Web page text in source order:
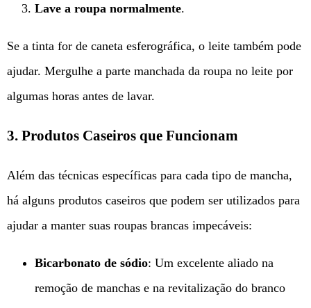
Lave a roupa normalmente.
Se a tinta for de caneta esferográfica, o leite também pode
ajudar. Mergulhe a parte manchada da roupa no leite por
algumas horas antes de lavar.
3. Produtos Caseiros que Funcionam
Além das técnicas específicas para cada tipo de mancha,
há alguns produtos caseiros que podem ser utilizados para
ajudar a manter suas roupas brancas impecáveis:
Bicarbonato de sódio: Um excelente aliado na
remoção de manchas e na revitalização do branco